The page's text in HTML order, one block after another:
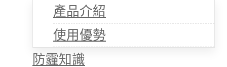
產品介紹
使用優勢
防霾知識